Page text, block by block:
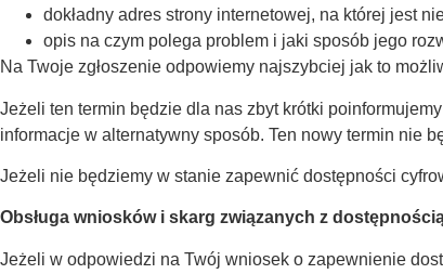
dokładny adres strony internetowej, na której jest
opis na czym polega problem i jaki sposób jego
Na Twoje zgłoszenie odpowiemy najszybciej jak to
Jeżeli ten termin będzie dla nas zbyt krótki
informacje w alternatywny sposób. Ten nowy termin nie
Jeżeli nie będziemy w stanie zapewnić dostępności
Obsługa wniosków i skarg związanych z
Jeżeli w odpowiedzi na Twój wniosek o zapewnienie